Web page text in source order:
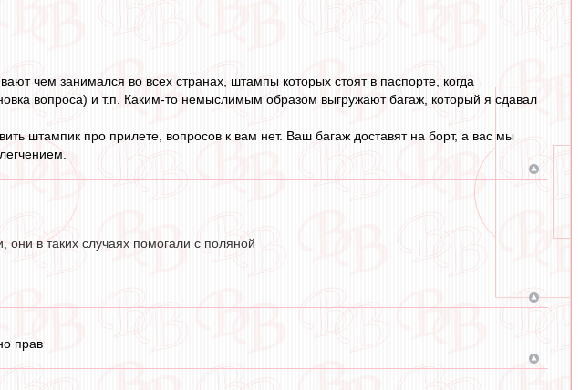
чем занимался во всех странах, штампы которых стоят в паспорте, когда
вопроса) и т.п. Каким-то немыслимым образом выгружают багаж, который я сдавал
штампик про прилете, вопросов к вам нет. Ваш багаж доставят на борт, а вас мы
в таких случаях помогали с поляной
прав